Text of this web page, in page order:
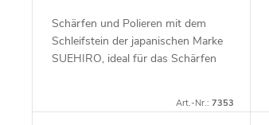
Schärfen und Polieren mit dem
Schleifstein der japanischen Marke
SUEHIRO, ideal für das Schärfen
einer kleinen Menge...
Art.-Nr.:7353